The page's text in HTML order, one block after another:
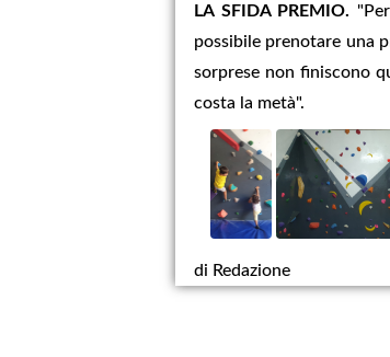
LA SFIDA PREMIO.
possibile prenotare una
sorprese non finiscono
costa la metà".
di Redazione